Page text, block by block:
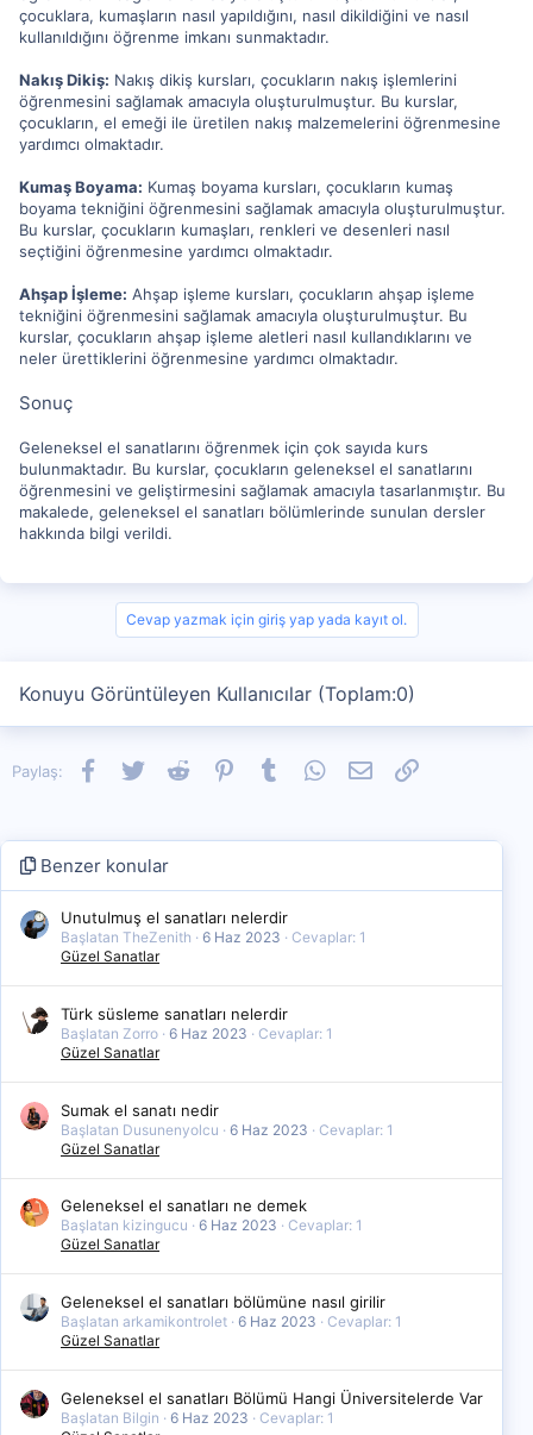
çocuklara, kumaşların nasıl yapıldığını, nasıl dikildiğini ve nasıl
kullanıldığını öğrenme imkanı sunmaktadır.
Nakış Dikiş: Nakış dikiş kursları, çocukların nakış işlemlerini
öğrenmesini sağlamak amacıyla oluşturulmuştur. Bu kurslar,
çocukların, el emeği ile üretilen nakış malzemelerini öğrenmesine
yardımcı olmaktadır.
Kumaş Boyama: Kumaş boyama kursları, çocukların kumaş
boyama tekniğini öğrenmesini sağlamak amacıyla oluşturulmuştur.
Bu kurslar, çocukların kumaşları, renkleri ve desenleri nasıl
seçtiğini öğrenmesine yardımcı olmaktadır.
Ahşap İşleme: Ahşap işleme kursları, çocukların ahşap işleme
tekniğini öğrenmesini sağlamak amacıyla oluşturulmuştur. Bu
kurslar, çocukların ahşap işleme aletleri nasıl kullandıklarını ve
neler ürettiklerini öğrenmesine yardımcı olmaktadır.
Sonuç
Geleneksel el sanatlarını öğrenmek için çok sayıda kurs
bulunmaktadır. Bu kurslar, çocukların geleneksel el sanatlarını
öğrenmesini ve geliştirmesini sağlamak amacıyla tasarlanmıştır. Bu
makalede, geleneksel el sanatları bölümlerinde sunulan dersler
hakkında bilgi verildi.
Cevap yazmak için giriş yap yada kayıt ol.
Konuyu Görüntüleyen Kullanıcılar (Toplam:0)
Paylaş: Facebook
TwitterReddit PinterestTumblrWhatsApp
E-postaLink
Benzer konular
Unutulmuş el sanatları nelerdir
Başlatan TheZenith 6 Haz 2023
Cevaplar: 1
Güzel Sanatlar
Türk süsleme sanatları nelerdir
Başlatan Zorro 6 Haz 2023
Cevaplar: 1
Güzel Sanatlar
Sumak el sanatı nedir
Başlatan Dusunenyolcu 6 Haz 2023
Cevaplar: 1
Güzel Sanatlar
Geleneksel el sanatları ne demek
Başlatan kizingucu 6 Haz 2023
Cevaplar: 1
Güzel Sanatlar
Geleneksel el sanatları bölümüne nasıl girilir
Başlatan arkamikontrolet 6 Haz 2023
Cevaplar: 1
Güzel Sanatlar
Geleneksel el sanatları Bölümü Hangi Üniversitelerde Var
Başlatan Bilgin 6 Haz 2023
Cevaplar: 1